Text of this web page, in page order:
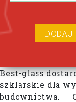
DODAJ
Best-glass
szklarskie dla
budownictwa.